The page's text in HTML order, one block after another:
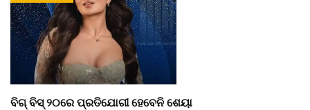
ବିଗ୍ ବିସ୍ ୨୦ରେ ପ୍ରତିଯୋଗୀ ହେବେନି ଶେୟା